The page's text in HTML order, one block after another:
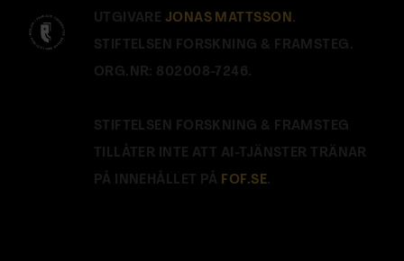
UTGIVARE JONAS MATTSSON.
STIFTELSEN FORSKNING & FRAMSTEG.
ORG.NR: 802008-7246.
STIFTELSEN FORSKNING & FRAMSTEG
TILLÅTER INTE ATT AI-TJÄNSTER TRÄNAR
PÅ INNEHÅLLET PÅ FOF.SE.